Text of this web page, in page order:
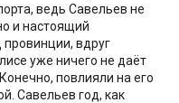
ведь Савельев не
и настоящий
вдруг
уже ничего не даёт
повлияли на его
Савельев год, как